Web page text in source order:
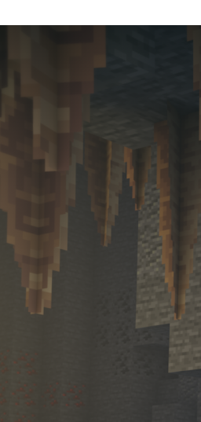
Java Edition (Snapshot),